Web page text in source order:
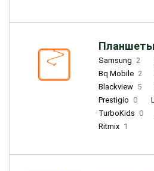
Samsung 2
Bq Mobile 2
Blackview 5
Prestigio 0
TurboKids 0
Ritmix 1